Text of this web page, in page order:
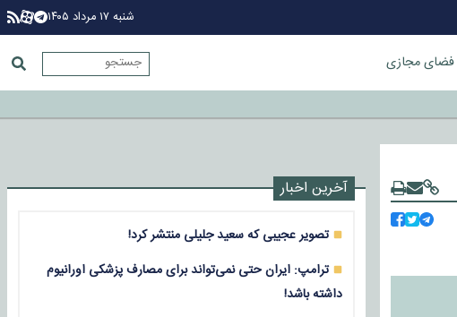
شنبه ۱۷ مرداد ۱۴۰۵
فضای مجازی
آخرین اخبار
تصویر عجیبی که سعید جلیلی منتشر کرد!
ترامپ: ایران حتی نمی‌تواند برای مصارف پزشکی اورانیوم
داشته باشد!